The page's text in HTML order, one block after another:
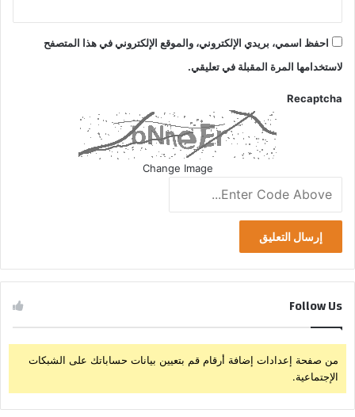
احفظ اسمي، بريدي الإلكتروني، والموقع الإلكتروني في هذا المتصفح
لاستخدامها المرة المقبلة في تعليقي.
Recaptcha
Change Image
Follow Us
من صفحة إعدادات إضافة أرقام قم بتعيين بيانات حساباتك على الشبكات
الإجتماعية.